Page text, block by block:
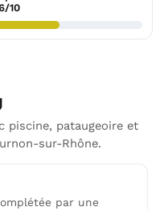
10
piscine, pataugeoire et
sur-Rhône.
par une